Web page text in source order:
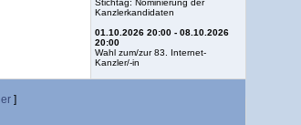
Stichtag: Nominierung der
Kanzlerkandidaten
01.10.2026 20:00 - 08.10.2026
20:00
Wahl zum/zur 83. Internet-
Kanzler/-in
]